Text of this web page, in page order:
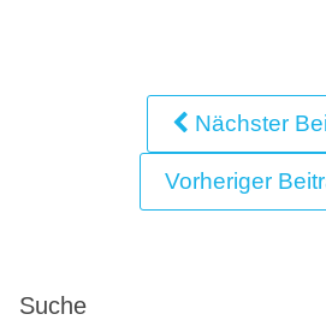
Nächster
Vorheriger
Suche